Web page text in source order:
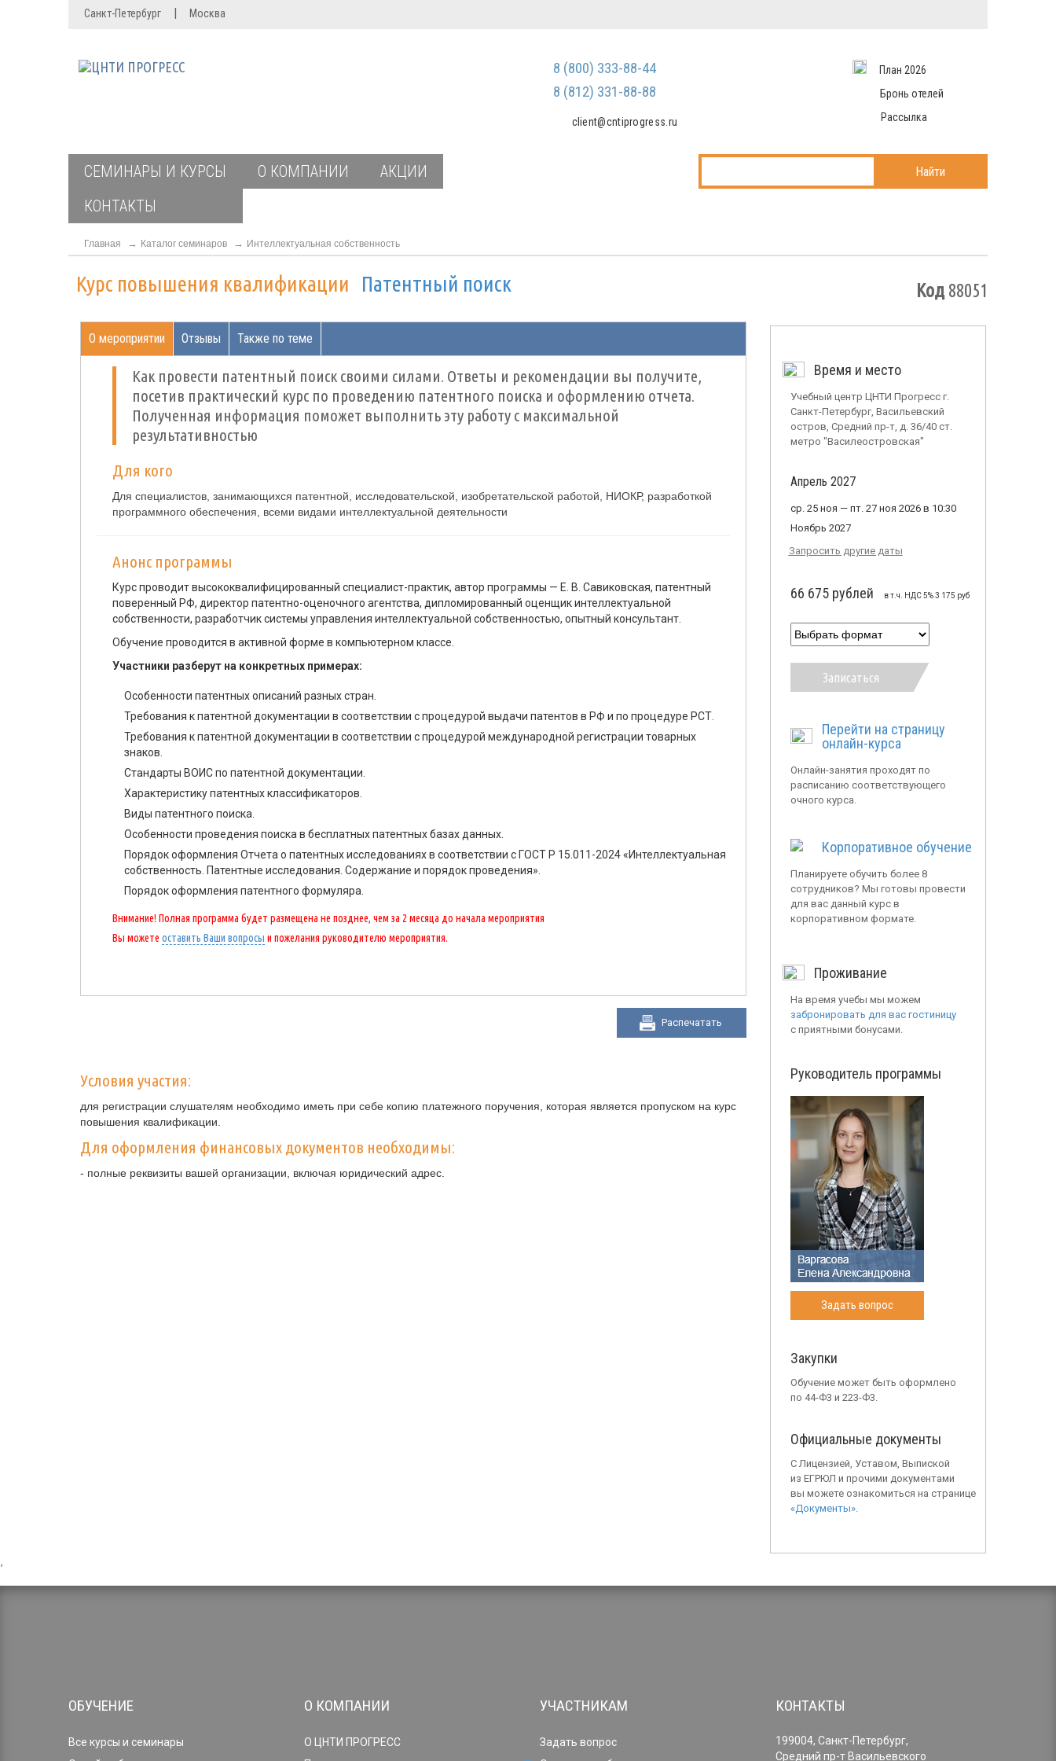
Мы не передаем ваши данные
спам
Запомнить меня
Войти в кабинет
Санкт-Петербург | Москва
8 (800) 333-88-44
8 (812) 331-88-88
client@cntiprogress.ru
План 2026
Бронь отелей
Рассылка
СЕМИНАРЫ И КУРСЫ О КОМПАНИИ
АКЦИИ
КОНТАКТЫ
Найти
Главная Каталог семинаров Интеллектуальная собственность
Курс повышения квалификации Патентный поиск Код88051
О мероприятии Отзывы Также по теме
Как провести патентный поиск своими силами. Ответы и рекомендации вы получите,
посетив практический курс по проведению патентного поиска и оформлению отчета.
Полученная информация поможет выполнить эту работу с максимальной
результативностью
Для кого
Для специалистов, занимающихся патентной, исследовательской, изобретательской работой, НИОКР, разработкой
программного обеспечения, всеми видами интеллектуальной деятельности
Анонс программы
Курс проводит высококвалифицированный специалист-практик, автор программы — Е. В. Савиковская, патентный
поверенный РФ, директор патентно-оценочного агентства, дипломированный оценщик интеллектуальной
собственности, разработчик системы управления интеллектуальной собственностью, опытный консультант.
Обучение проводится в активной форме в компьютерном классе.
Участники разберут на конкретных примерах:
Особенности патентных описаний разных стран.
Требования к патентной документации в соответствии с процедурой выдачи патентов в РФ и по процедуре РСТ.
Требования к патентной документации в соответствии с процедурой международной регистрации товарных
знаков.
Стандарты ВОИС по патентной документации.
Характеристику патентных классификаторов.
Виды патентного поиска.
Особенности проведения поиска в бесплатных патентных базах данных.
Порядок оформления Отчета о патентных исследованиях в соответствии с ГОСТ Р 15.011-2024 «Интеллектуальная
собственность. Патентные исследования. Содержание и порядок проведения».
Порядок оформления патентного формуляра.
Внимание! Полная программа будет размещена не позднее, чем за 2 месяца до начала мероприятия
Вы можете оставить Ваши вопросы и пожелания руководителю мероприятия.
Распечатать
Условия участия:
для регистрации слушателям необходимо иметь при себе копию платежного поручения, которая является пропуском на курс
повышения квалификации.
Для оформления финансовых документов необходимы:
- полные реквизиты вашей организации, включая юридический адрес.
Время и место
Учебный центр ЦНТИ Прогресс г.
Санкт-Петербург, Васильевский
остров, Средний пр-т, д. 36/40 ст.
метро "Василеостровская"
Апрель 2027
ср. 25 ноя — пт. 27 ноя 2026 в 10:30
Ноябрь 2027
Запросить другие даты
66 675 рублей в т.ч. НДС 5% 3 175 руб
Записаться
Перейти на страницу
онлайн-курса
Онлайн-занятия проходят по
расписанию соответствующего
очного курса.
Корпоративное обучение
Планируете обучить более 8
сотрудников? Мы готовы провести
для вас данный курс в
корпоративном формате.
Проживание
На время учебы мы можем
забронировать для вас гостиницу
с приятными бонусами.
Руководитель программы
Задать вопрос
Закупки
Обучение может быть оформлено
по 44-Ф3 и 223-Ф3.
Официальные документы
С Лицензией, Уставом, Выпиской
из ЕГРЮЛ и прочими документами
вы можете ознакомиться на странице
«Документы».
ОБУЧЕНИЕ
Все курсы и семинары
О КОМПАНИИ
О ЦНТИ ПРОГРЕСС
УЧАСТНИКАМ
Задать вопрос
КОНТАКТЫ
199004, Санкт-Петербург,
Средний пр-т Васильевского